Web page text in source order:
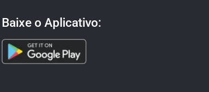
Baixe o Aplicativo: